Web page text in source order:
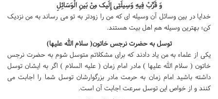
وَ قَرِّبْ فِیهِ وَسِیلَتِی إِلَیک مِنْ بَینِ الْوَسَائِلِ
خدایا در بین وسائل آن وسیله ای که من را زودتر به تو می رساند به من نزدیک
کن؛ بهترین وسیله هم اهل بیت هستند.
توسل به حضرت نرجس خاتون( سلام الله علیها)
یکی از علماء به من یاد دادند که برای مشکلاتم متوسل شوم به حضرت نرجس
خاتون ( سلام الله علیها ) مادر امام زمان ( علیه السلام ) اگر به ایشان توسل
داشته باشید امام زمان به حرمت مادر بزرگوارشان توسل شما را اجابت می
کنند و از خواص این توسل سرعت اجابت آن است.